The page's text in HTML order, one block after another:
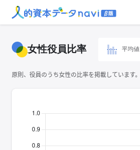
女性役員比率 平均値
原則、役員のうち女性の比率を掲載しています。